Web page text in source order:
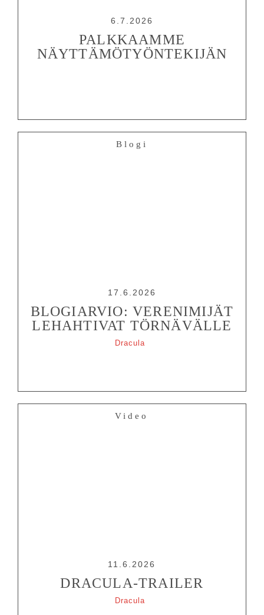
6.7.2026
PALKKAAMME
NÄYTTÄMÖTYÖNTEKIJÄN
Blogi
17.6.2026
BLOGIARVIO: VERENIMIJÄT
LEHAHTIVAT TÖRNÄVÄLLE
Dracula
Video
11.6.2026
DRACULA-TRAILER
Dracula